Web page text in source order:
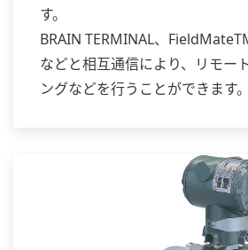
す。
BRAIN TERMINAL、
などと相互通信により、リモー
ングなどを行うことができます。